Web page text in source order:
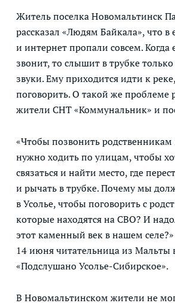
Житель поселка Новомальтинск
рассказал «Людям Байкала», что в
и интернет пропали совсем. Когда
звонит, то слышит в трубке
звуки. Ему приходится идти к
поговорить. О такой же проблеме
жители СНТ «Коммунальник» и
«Чтобы позвонить
нужно ходить по улицам, чтобы
связаться и найти место, где
и рычать в трубке. Почему мы
в Усолье, чтобы поговорить с
которые находятся на СВО? И
этот каменный век в нашем
14 июня читательница из Мальты
«Подслушано Усолье-Сибирское».
В Новомальтинском жители не